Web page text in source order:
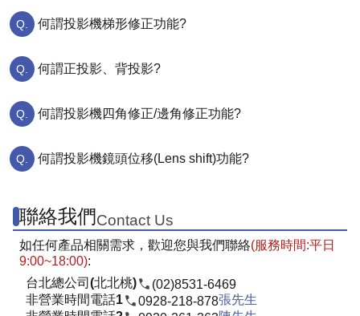
何謂投影機梯形修正功能?
何謂正投影、背投影?
何謂投影機四角修正/邊角修正功能?
何謂投影機鏡頭位移(Lens shift)功能?
聯絡我們Contact Us
如任何產品相關需求，歡迎您與我們聯絡(服務時間:平日
9:00~18:00):
台北總公司(北北桃)
(02)8531-6469
非營業時間電話1
0928-218-878張先生